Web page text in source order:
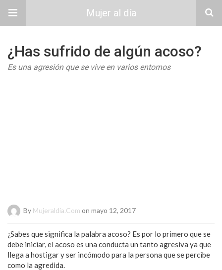
Mujer al día
¿Has sufrido de algún acoso?
Es una agresión que se vive en varios entornos
By Mujeraldia.com on mayo 12, 2017
¿Sabes que significa la palabra acoso? Es por lo primero que se
debe iniciar, el acoso es una conducta un tanto agresiva ya que
llega a hostigar y ser incómodo para la persona que se percibe
como la agredida.